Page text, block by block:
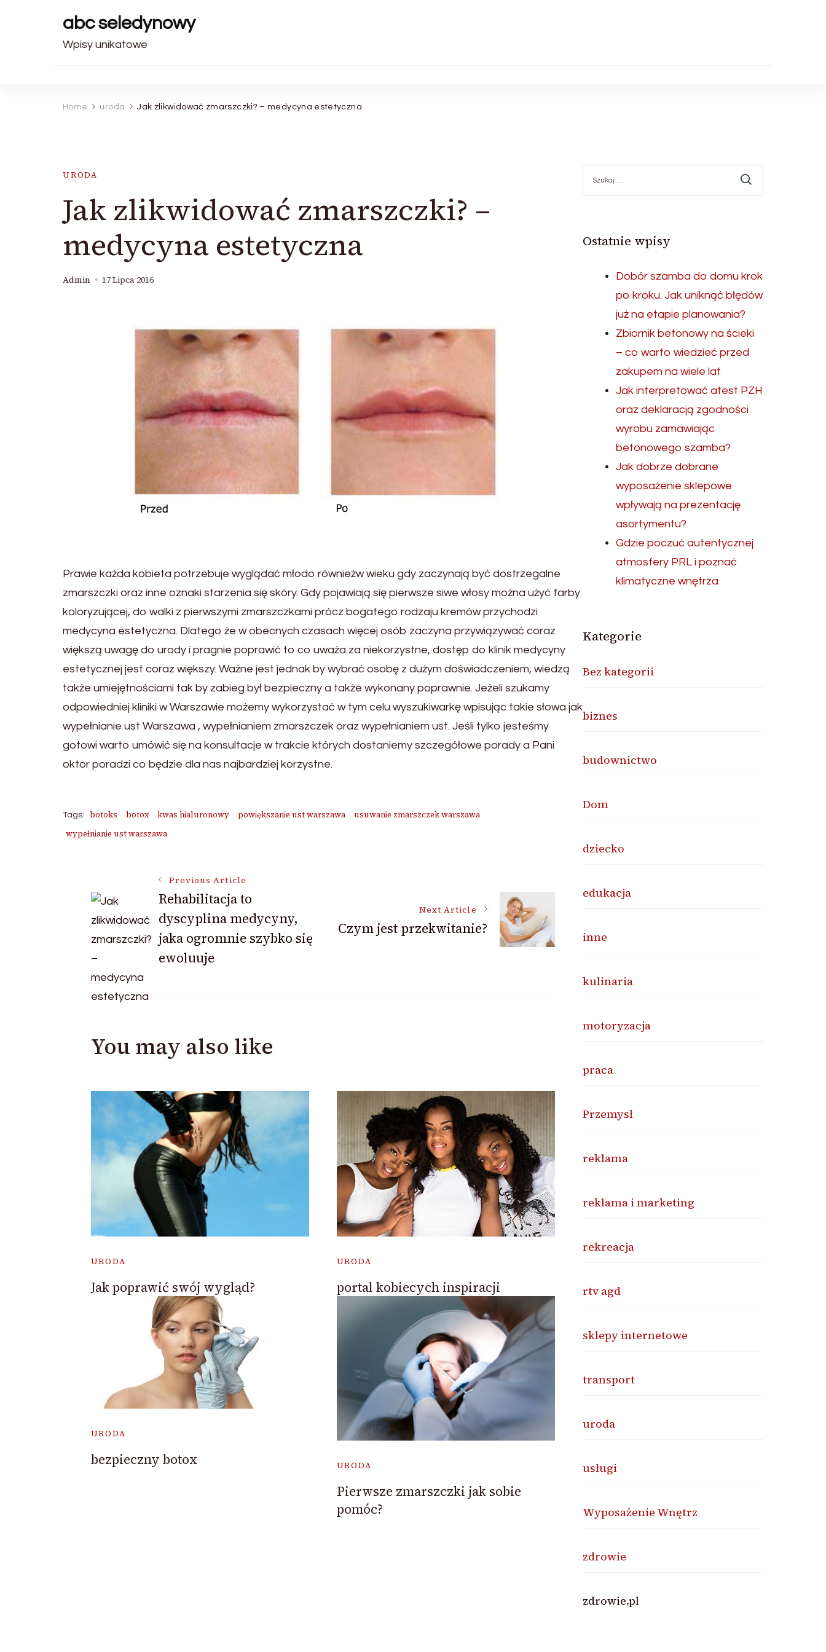
abc seledynowy
Wpisy unikatowe
Home uroda Jak zlikwidować zmarszczki? – medycyna estetyczna
URODA
Jak zlikwidować zmarszczki? –
medycyna estetyczna
Admin 17 Lipca 2016
Prawie każda kobieta potrzebuje wyglądać młodo równieżw wieku gdy zaczynają być dostrzegalne
zmarszczki oraz inne oznaki starzenia się skóry. Gdy pojawiają się pierwsze siwe włosy można użyć farby
koloryzującej, do walki z pierwszymi zmarszczkami prócz bogatego rodzaju kremów przychodzi
medycyna estetyczna. Dlatego że w obecnych czasach więcej osób zaczyna przywiązywać coraz
większą uwagę do urody i pragnie poprawić to co uważa za niekorzystne, dostęp do klinik medycyny
estetycznej jest coraz większy. Ważne jest jednak by wybrać osobę z dużym doświadczeniem, wiedzą
także umiejętnościami tak by zabieg był bezpieczny a także wykonany poprawnie. Jeżeli szukamy
odpowiedniej kliniki w Warszawie możemy wykorzystać w tym celu wyszukiwarkę wpisując takie słowa jak
wypełnianie ust Warszawa , wypełnianiem zmarszczek oraz wypełnianiem ust. Jeśli tylko jesteśmy
gotowi warto umówić się na konsultacje w trakcie których dostaniemy szczegółowe porady a Pani
oktor poradzi co będzie dla nas najbardziej korzystne.
Tags: botoks botox kwas hialuronowy powiększanie ust warszawa
usuwanie zmarszczek warszawa
wypełnianie ust warszawa
Post
Navigation
Previous Article
Rehabilitacja to
dyscyplina medycyny,
jaka ogromnie szybko się
ewoluuje
Next Article
Czym jest przekwitanie?
You may also like
URODA
Jak poprawić swój wygląd?
URODA
portal kobiecych inspiracji
URODA
bezpieczny botox URODA
Pierwsze zmarszczki jak sobie
pomóc?
Ostatnie wpisy
Dobór szamba do domu krok
po kroku. Jak uniknąć błędów
już na etapie planowania?
Zbiornik betonowy na ścieki
– co warto wiedzieć przed
zakupem na wiele lat
Jak interpretować atest PZH
oraz deklaracją zgodności
wyrobu zamawiając
betonowego szamba?
Jak dobrze dobrane
wyposażenie sklepowe
wpływają na prezentację
asortymentu?
Gdzie poczuć autentycznej
atmosfery PRL i poznać
klimatyczne wnętrza
Kategorie
Bez kategorii
biznes
budownictwo
Dom
dziecko
edukacja
inne
kulinaria
motoryzacja
praca
Przemysł
reklama
reklama i marketing
rekreacja
rtv agd
sklepy internetowe
transport
uroda
usługi
Wyposażenie Wnętrz
zdrowie
zdrowie.pl